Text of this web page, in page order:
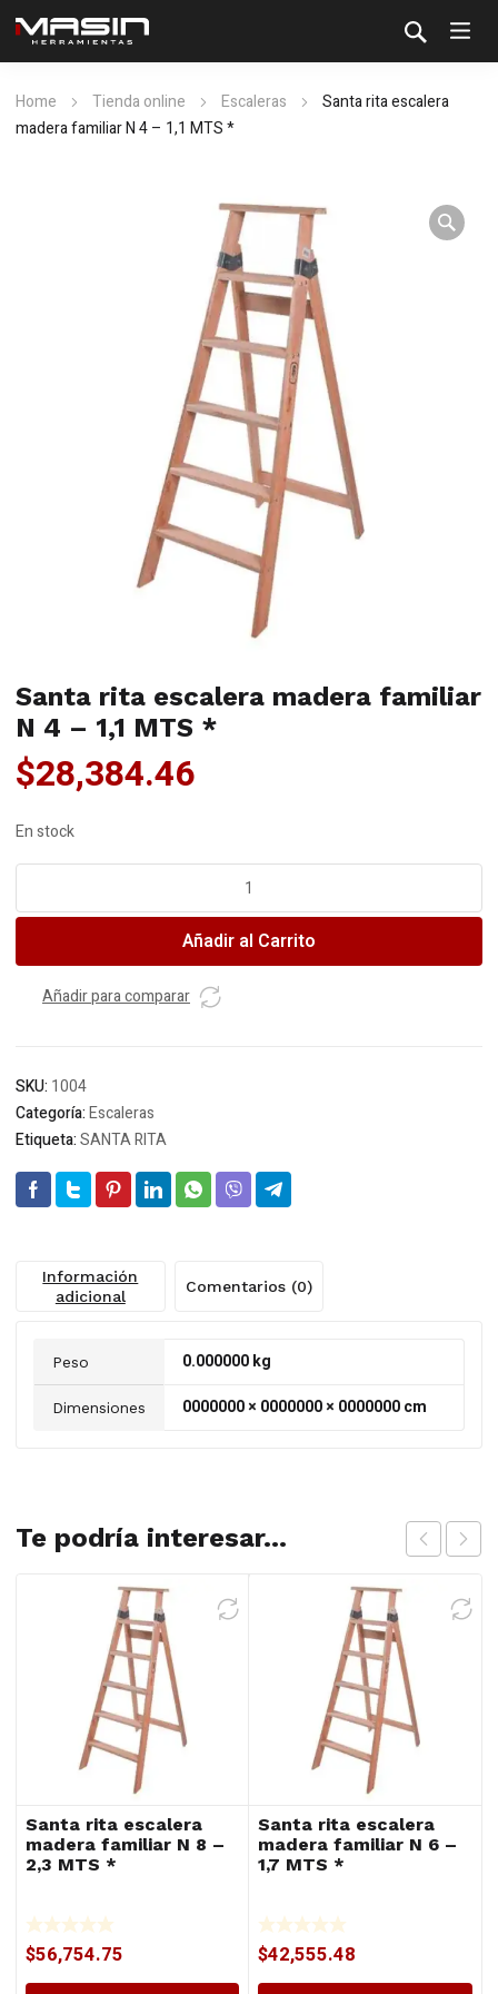
Home Tienda online Escaleras
Santa rita escalera
madera familiar N 4 – 1,1 MTS *
Santa rita escalera madera familiar
N 4 – 1,1 MTS *
$28,384.46
En stock
escalera
familiar
MTS
*
cantidad
Añadir al Carrito
Añadir para comparar
SKU: 1004
Categoría:Escaleras
Etiqueta:SANTA RITA
Información
adicional
Comentarios (0)
Peso 0.000000 kg
Dimensiones 0000000 × 0000000 × 0000000 cm
Te podría interesar...
Santa rita escalera
madera familiar N 8 –
2,3 MTS *
$56,754.75
Santa rita escalera
madera familiar N 6 –
1,7 MTS *
$42,555.48